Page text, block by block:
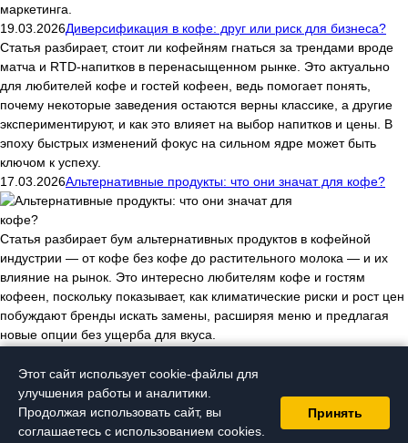
маркетинга.
19.03.2026Диверсификация в кофе: друг или риск для бизнеса?
Статья разбирает, стоит ли кофейням гнаться за трендами вроде
матча и RTD-напитков в перенасыщенном рынке. Это актуально
для любителей кофе и гостей кофеен, ведь помогает понять,
почему некоторые заведения остаются верны классике, а другие
экспериментируют, и как это влияет на выбор напитков и цены. В
эпоху быстрых изменений фокус на сильном ядре может быть
ключом к успеху.
17.03.2026Альтернативные продукты: что они значат для кофе?
Статья разбирает бум альтернативных продуктов в кофейной
индустрии — от кофе без кофе до растительного молока — и их
влияние на рынок. Это интересно любителям кофе и гостям
кофеен, поскольку показывает, как климатические риски и рост цен
побуждают бренды искать замены, расширяя меню и предлагая
новые опции без ущерба для вкуса.
Пользовательское соглашениеОтзыв согласия на обработку
Перейти в мобильную версиюХотите узнать и попробовать
настоящий вкус кофе в капсулах? У нас обширный выбор
Nespresso капсул разных производителей и удобная доставкаКофе
Этот сайт использует cookie-файлы для
улучшения работы и аналитики.
Продолжая использовать сайт, вы
соглашаетесь с использованием cookies.
Принять